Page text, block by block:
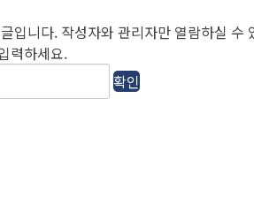
입니다. 작성자와 관리자만 열람하실 수
력하세요.